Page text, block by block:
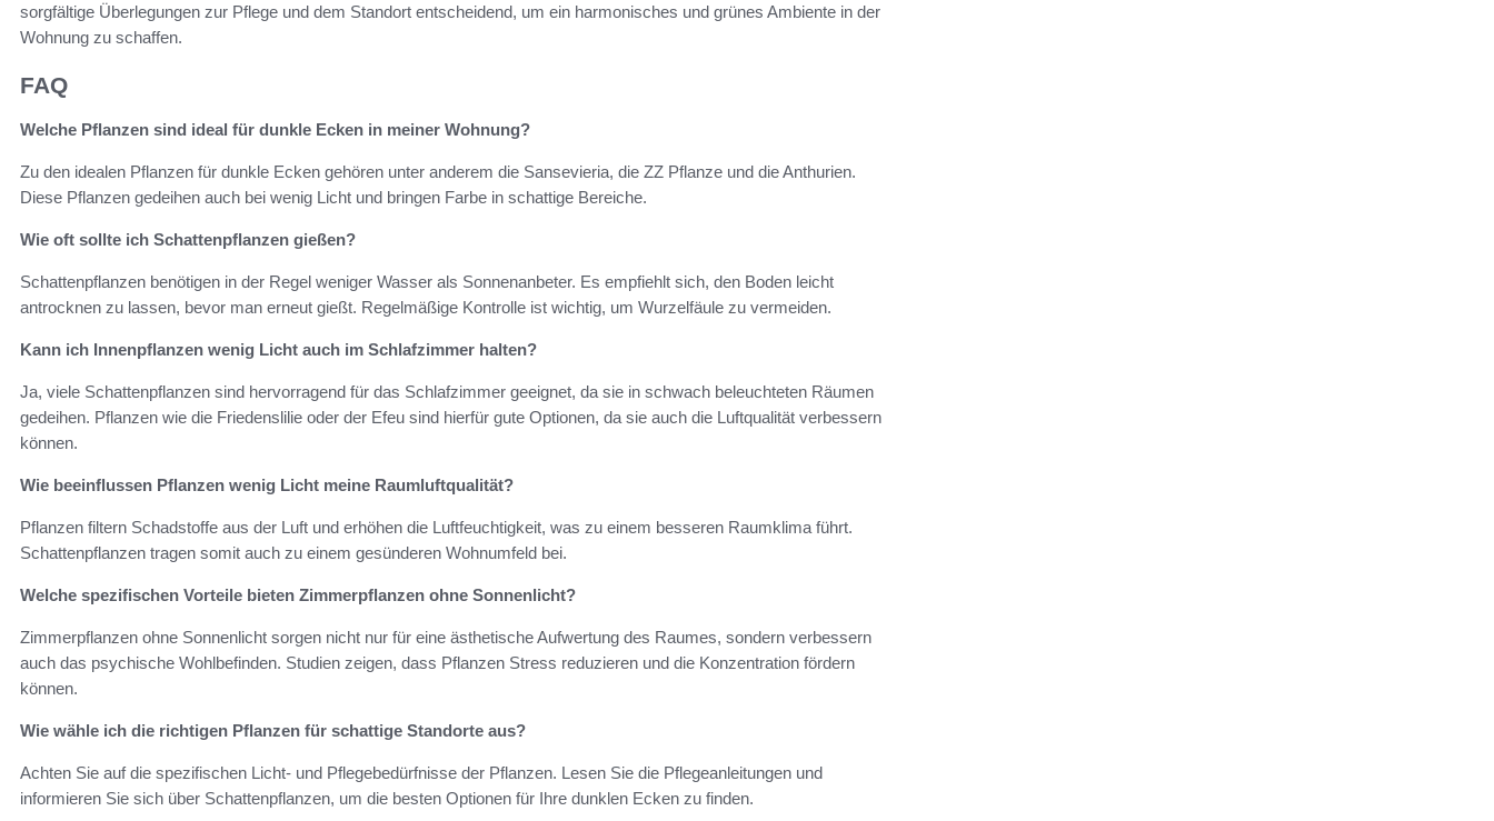
sorgfältige Überlegungen zur Pflege und dem Standort entscheidend, um ein harmonisches und grünes Ambiente in der
Wohnung zu schaffen.
FAQ
Welche Pflanzen sind ideal für dunkle Ecken in meiner Wohnung?
Zu den idealen Pflanzen für dunkle Ecken gehören unter anderem die Sansevieria, die ZZ Pflanze und die Anthurien.
Diese Pflanzen gedeihen auch bei wenig Licht und bringen Farbe in schattige Bereiche.
Wie oft sollte ich Schattenpflanzen gießen?
Schattenpflanzen benötigen in der Regel weniger Wasser als Sonnenanbeter. Es empfiehlt sich, den Boden leicht
antrocknen zu lassen, bevor man erneut gießt. Regelmäßige Kontrolle ist wichtig, um Wurzelfäule zu vermeiden.
Kann ich Innenpflanzen wenig Licht auch im Schlafzimmer halten?
Ja, viele Schattenpflanzen sind hervorragend für das Schlafzimmer geeignet, da sie in schwach beleuchteten Räumen
gedeihen. Pflanzen wie die Friedenslilie oder der Efeu sind hierfür gute Optionen, da sie auch die Luftqualität verbessern
können.
Wie beeinflussen Pflanzen wenig Licht meine Raumluftqualität?
Pflanzen filtern Schadstoffe aus der Luft und erhöhen die Luftfeuchtigkeit, was zu einem besseren Raumklima führt.
Schattenpflanzen tragen somit auch zu einem gesünderen Wohnumfeld bei.
Welche spezifischen Vorteile bieten Zimmerpflanzen ohne Sonnenlicht?
Zimmerpflanzen ohne Sonnenlicht sorgen nicht nur für eine ästhetische Aufwertung des Raumes, sondern verbessern
auch das psychische Wohlbefinden. Studien zeigen, dass Pflanzen Stress reduzieren und die Konzentration fördern
können.
Wie wähle ich die richtigen Pflanzen für schattige Standorte aus?
Achten Sie auf die spezifischen Licht- und Pflegebedürfnisse der Pflanzen. Lesen Sie die Pflegeanleitungen und
informieren Sie sich über Schattenpflanzen, um die besten Optionen für Ihre dunklen Ecken zu finden.